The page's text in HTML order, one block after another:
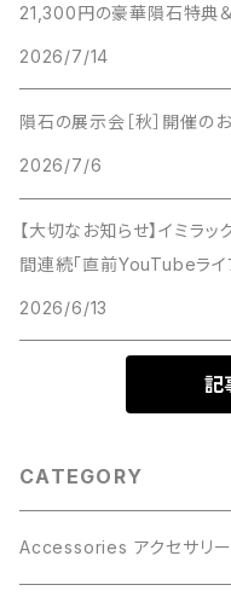
21,300円の豪華隕石特典＆
2026/7/14
隕石の展示会［秋］開催の
2026/7/6
【大切なお知らせ】イミラ
間連続「直前YouTubeライ
2026/6/13
記
CATEGORY
Accessories アクセサリー